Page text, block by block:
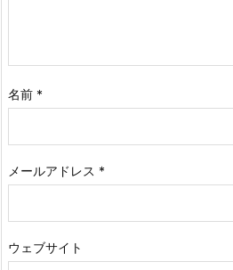
名前 *
メールアドレス *
ウェブサイト